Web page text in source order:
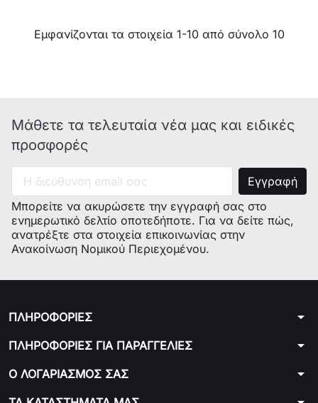
Εμφανίζονται τα στοιχεία 1-10 από σύνολο 10
Μάθετε τα τελευταία νέα μας και ειδικές
προσφορές
Μπορείτε να ακυρώσετε την εγγραφή σας στο
ενημερωτικό δελτίο οποτεδήποτε. Για να δείτε πώς,
ανατρέξτε στα στοιχεία επικοινωνίας στην
Ανακοίνωση Νομικού Περιεχομένου.
ΠΛΗΡΟΦΟΡΙΕΣ arrow_drop_down
ΠΛΗΡΟΦΟΡΙΕΣ ΓΙΑ ΠΑΡΑΓΓΕΛΙΕΣ arrow_drop_down
Ο ΛΟΓΑΡΙΑΣΜΟΣ ΣΑΣ arrow_drop_down